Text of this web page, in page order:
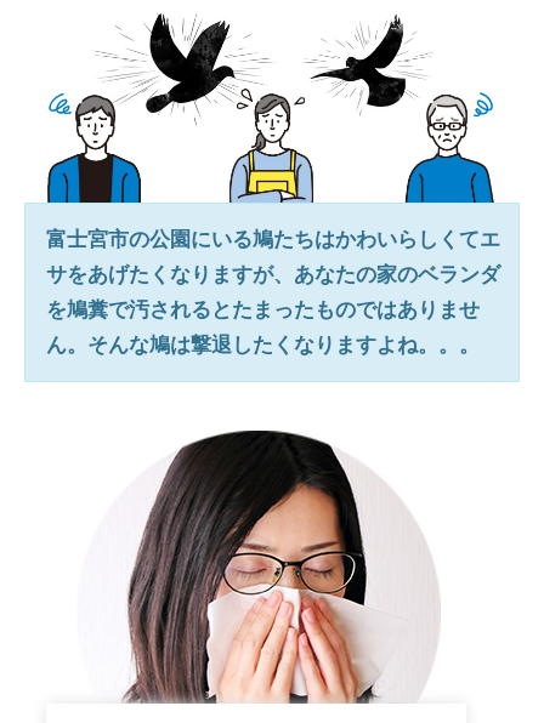
富士宮市の公園にいる鳩たちはかわいらしくてエ
サをあげたくなりますが、あなたの家のベランダ
を鳩糞で汚されるとたまったものではありませ
ん。そんな鳩は撃退したくなりますよね。。。